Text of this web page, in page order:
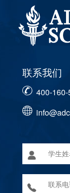
联系我们
400-